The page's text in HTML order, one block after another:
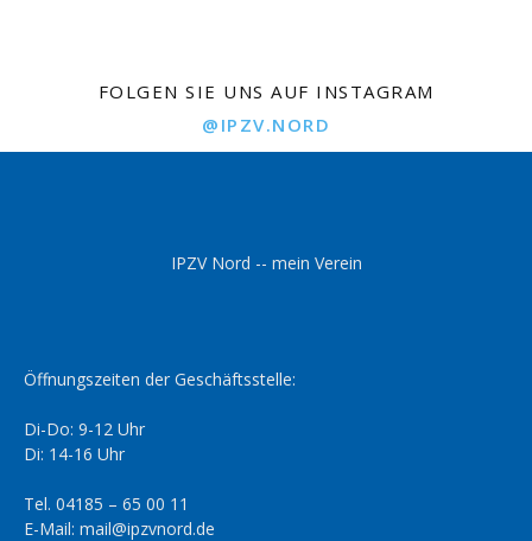
FOLGEN SIE UNS AUF INSTAGRAM
@IPZV.NORD
IPZV Nord -- mein Verein
Öffnungszeiten der Geschäftsstelle:
Di-Do: 9-12 Uhr
Di: 14-16 Uhr
Tel. 04185 – 65 00 11
E-Mail: mail@ipzvnord.de